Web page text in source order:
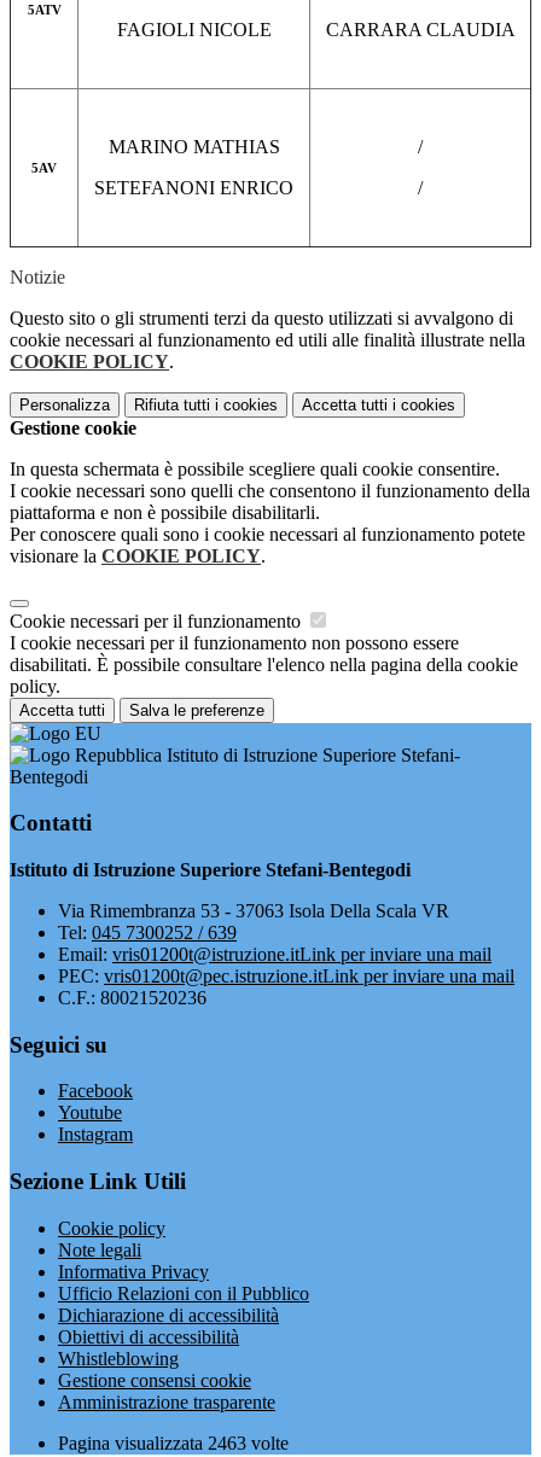
5ATV
FAGIOLI NICOLE
CARRARA CLAUDIA
5AV
MARINO MATHIAS
SETEFANONI ENRICO
/
/
Notizie
Questo sito o gli strumenti terzi da questo utilizzati si avvalgono di
cookie necessari al funzionamento ed utili alle finalità illustrate nella
COOKIE POLICY.
Personalizza Rifiuta tutti i cookies Accetta tutti i cookies
Gestione cookie
In questa schermata è possibile scegliere quali cookie consentire.
I cookie necessari sono quelli che consentono il funzionamento della
piattaforma e non è possibile disabilitarli.
Per conoscere quali sono i cookie necessari al funzionamento potete
visionare la COOKIE POLICY.
Cookie necessari per il funzionamento
I cookie necessari per il funzionamento non possono essere
disabilitati. È possibile consultare l'elenco nella pagina della cookie
policy.
Accetta tutti Salva le preferenze
Istituto di Istruzione Superiore Stefani-
Bentegodi
Contatti
Istituto di Istruzione Superiore Stefani-Bentegodi
Via Rimembranza 53 - 37063 Isola Della Scala VR
Tel: 045 7300252 / 639
Email: vris01200t@istruzione.itLink per inviare una mail
PEC: vris01200t@pec.istruzione.itLink per inviare una mail
C.F.: 80021520236
Seguici su
Facebook
Youtube
Instagram
Sezione Link Utili
Cookie policy
Note legali
Informativa Privacy
Ufficio Relazioni con il Pubblico
Dichiarazione di accessibilità
Obiettivi di accessibilità
Whistleblowing
Gestione consensi cookie
Amministrazione trasparente
Pagina visualizzata 2463 volte